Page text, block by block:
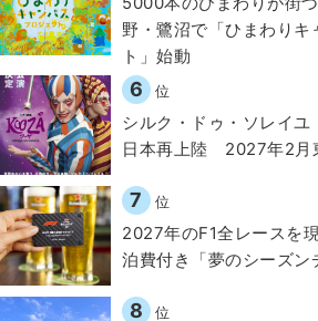
野・鷺沼で「ひまわりキ
ト」始動
6 位
シルク・ドゥ・ソレイユ
日本再上陸 2027年2月
7 位
2027年のF1全レースを
泊費付き「夢のシーズン
8 位